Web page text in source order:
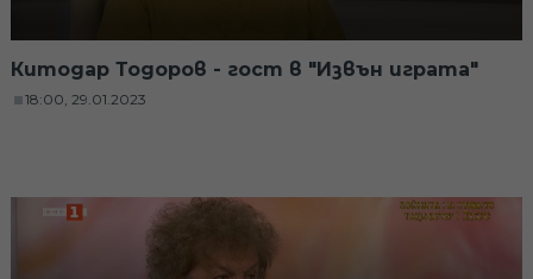
Китодар Тодоров - гост в "Извън играта"
18:00, 29.01.2023